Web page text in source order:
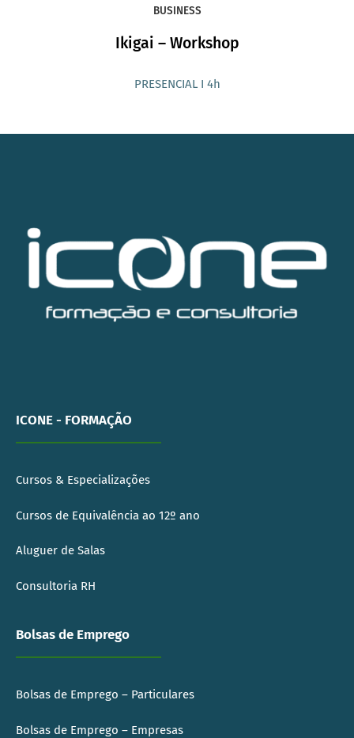
BUSINESS
Ikigai – Workshop
PRESENCIAL I 4h
ICONE - FORMAÇÃO
Cursos & Especializações
Cursos de Equivalência ao 12º ano
Aluguer de Salas
Consultoria RH
Bolsas de Emprego
Bolsas de Emprego – Particulares
Bolsas de Emprego – Empresas